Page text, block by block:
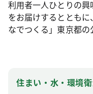
利用者一人ひとりの
をお届けするととも
なでつくる」東京都の
住まい・水・環境